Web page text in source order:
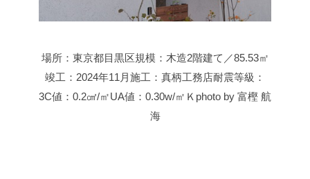
場所：東京都目黒区規模：木造2階建て／85.53㎡
竣工：2024年11月施工：真柄工務店耐震等級：
3C値：0.2㎠/㎡UA値：0.30w/㎡Ｋ photo by 富樫 航
海